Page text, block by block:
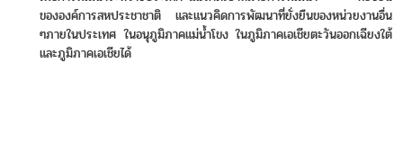
ขององค์การสหประชาชาติ และแนวคิดการพัฒนาที่ยั่งยืนของหน่วยงานอื่น
ๆภายในประเทศ ในอนุภูมิภาคแม่น้ำโขง ในภูมิภาคเอเชียตะวันออกเฉียงใต้
และภูมิภาคเอเชียได้